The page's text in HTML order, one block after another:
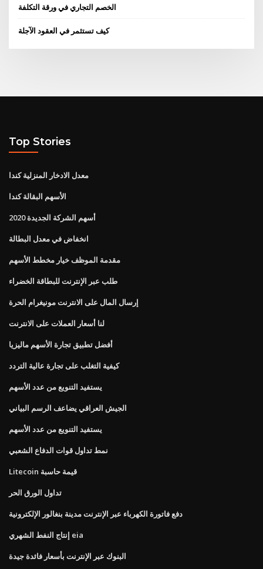
الخصم التجاري في ورقة التكلفة
كيف تستثمر في العقود الآجلة
Top Stories
معدل الادخار المنزلية كندا
الأسهم البقالة كندا
أسهم الشركة الجديدة 2020
انخفاض في معدل البطالة
مقدمة الموظف خيار مخطط الأسهم
طلب عبر الإنترنت للبطاقة الخضراء
إرسال المال على الانترنت مونيغرام الحرة
لنا أسعار العملات على الانترنت
أفضل تطبيق تجارة الأسهم ماليزيا
كيفية التغلب على تجارة عالية التردد
يستفيد التنويع من عدد الأسهم
الجيش العراقي يضاعف الرسم البياني
يستفيد التنويع من عدد الأسهم
نمط تداول قوات الدفاع الشعبي
Litecoin قيمة حاسبة
تداول الورق الحر
دفع فاتورة الكهرباء عبر الإنترنت مدينة بنغالور الإلكترونية
إنتاج النفط الشهري eia
البنوك عبر الإنترنت بأسعار فائدة جيدة